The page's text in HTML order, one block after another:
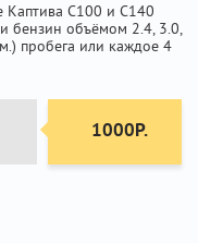
C100 и C140
бензин объёмом 2.4, 3.0,
пробега или каждое 4
1000Р.